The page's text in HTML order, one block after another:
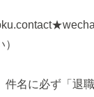
件名に必ず「退